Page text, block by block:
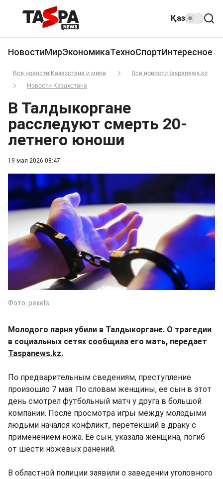
Қаз
НовостиМирЭкономикаТехноСпортИнтересное
Все новости Казахстана и мира
Все новости taspanews.kz
Новости Казахстана
19 мая 2026 08:47
В Талдыкоргане
расследуют смерть 20-
летнего юноши
Фото: pexels
Молодого парня убили в Талдыкоргане. О трагедии
в социальных сетях сообщила его мать, передает
Taspanews.kz.
По предварительным сведениям, преступление
произошло 7 мая. По словам женщины, ее сын в этот
день смотрел футбольный матч у друга в большой
компании. После просмотра игры между молодыми
людьми начался конфликт, перетекший в драку с
применением ножа. Ее сын, указала женщина, погиб
от шести ножевых ранений.
В областной полиции заявили о заведении уголовного